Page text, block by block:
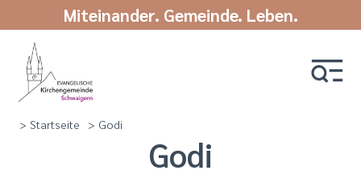
Miteinander. Gemeinde. Leben.
> Startseite > Godi
Godi